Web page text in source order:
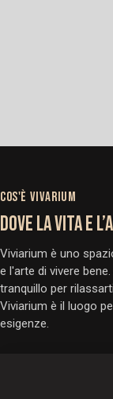
COS'È VIVARIUM
DOVE LA VITA E
Viviarium è uno
e l'arte di vivere
tranquillo per
Viviarium è il luogo
esigenze.